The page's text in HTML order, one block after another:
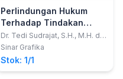
Perlindungan Hukum
Terhadap Tindakan
Pemerintahan
Dr. Tedi Sudrajat, S.H., M.H. dan
Endra Wijaya, S.H., M.H.
Sinar Grafika
Stok: 1/1